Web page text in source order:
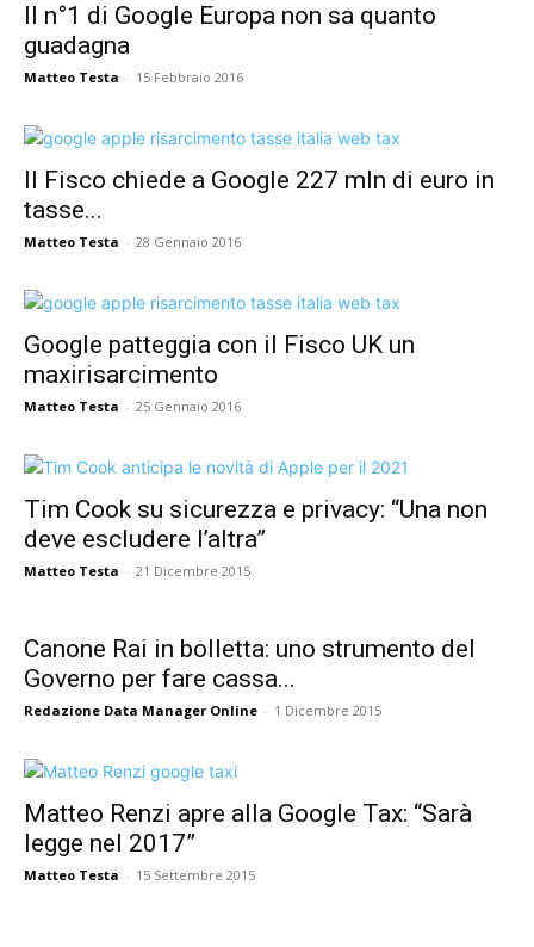
Il n°1 di Google Europa non sa quanto
guadagna
Matteo Testa - 15 Febbraio 2016
Il Fisco chiede a Google 227 mln di euro in
tasse...
Matteo Testa - 28 Gennaio 2016
Google patteggia con il Fisco UK un
maxirisarcimento
Matteo Testa - 25 Gennaio 2016
Tim Cook su sicurezza e privacy: “Una non
deve escludere l’altra”
Matteo Testa - 21 Dicembre 2015
Canone Rai in bolletta: uno strumento del
Governo per fare cassa...
Redazione Data Manager Online - 1 Dicembre 2015
Matteo Renzi apre alla Google Tax: “Sarà
legge nel 2017”
Matteo Testa - 15 Settembre 2015